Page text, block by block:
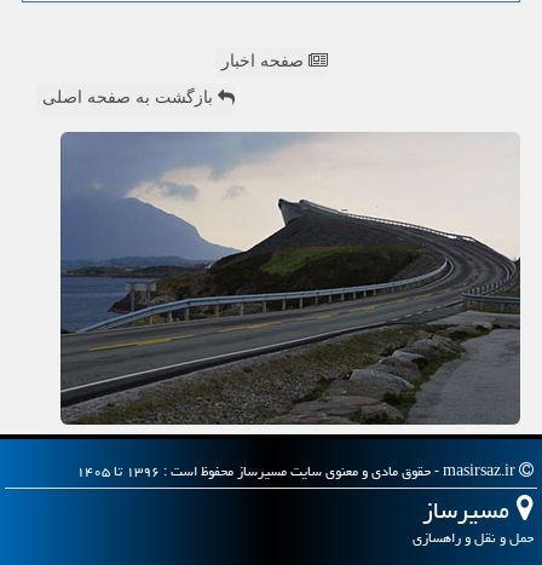
صفحه اخبار
بازگشت به صفحه اصلی
مسیرساز
حمل و نقل و راهسازی